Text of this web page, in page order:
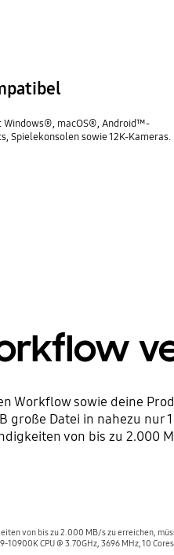
Windows®, macOS®, Android™-
Spielekonsolen sowie 12K-Kameras.
Workflow sowie deine
Datei in nahezu
von bis zu 2.000
von bis zu 2.000 MB/s zu erreichen,
CPU @ 3.70GHz, 3696 MHz, 10